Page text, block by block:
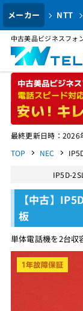
メーカー NTT
中古美品ビジネスフォ
最終更新日時：2026
TOP
NEC
IP5D-
【中古】
板
単体電話機を2台収